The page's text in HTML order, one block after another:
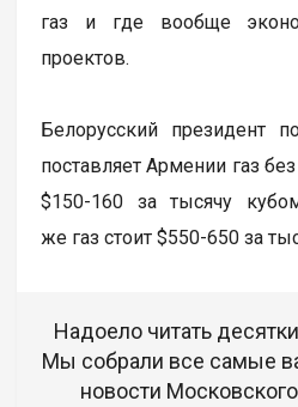
газ и где вообще
проектов.
Белорусский президент
поставляет Армении газ
$150-160 за тысячу
же газ стоит $550-650 за
Надоело читать
Мы собрали все самые
новости